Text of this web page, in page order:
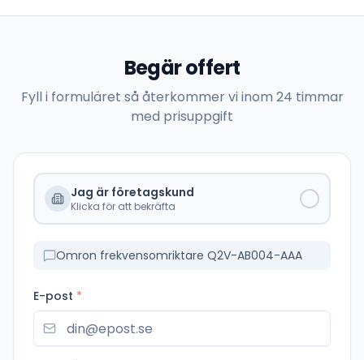
Begär offert
Fyll i formuläret så återkommer vi inom 24 timmar
med prisuppgift
Jag är företagskund
Klicka för att bekräfta
Omron frekvensomriktare Q2V-AB004-AAA
E-post *